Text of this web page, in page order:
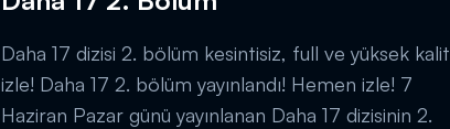
Daha 17 dizisi 2. bölüm kesintisiz, full ve yüksek
izle! Daha 17 2. bölüm yayınlandı! Hemen izle! 7
Haziran Pazar günü yayınlanan Daha 17 dizisinin 2.